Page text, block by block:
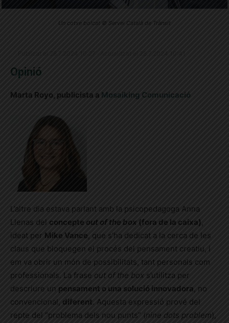
Un cotxe bolcat © Servei Català de Trànsit
Opinió
Marta Royo, publicista a Mosaiking Comunicació
L’altre dia estava parlant amb la psicopedagoga Anna
Llenas del concepte out of the box (fora de la caixa)
ideat per Mike Vance, que s’ha dedicat a la cerca de les
claus que bloquegen el procés del pensament creatiu, i
em va obrir un món de possibilitats, tant personals com
professionals. La frase out of the box s’utilitza per
descriure un pensament o una solució innovadora, no
convencional, diferent. Aquesta expressió prové del
repte del “problema dels nou punts” (nine dots problem),